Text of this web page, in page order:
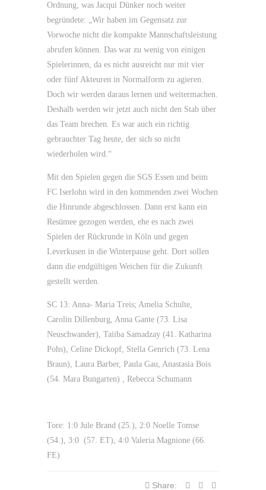
Ordnung, was Jacqui Dünker noch weiter
begründete: „Wir haben im Gegensatz zur
Vorwoche nicht die kompakte Mannschaftsleistung
abrufen können. Das war zu wenig von einigen
Spielerinnen, da es nicht ausreicht nur mit vier
oder fünf Akteuren in Normalform zu agieren.
Doch wir werden daraus lernen und weitermachen.
Deshalb werden wir jetzt auch nicht den Stab über
das Team brechen. Es war auch ein richtig
gebrauchter Tag heute, der sich so nicht
wiederholen wird.“
Mit den Spielen gegen die SGS Essen und beim
FC Iserlohn wird in den kommenden zwei Wochen
die Hinrunde abgeschlossen. Dann erst kann ein
Resümee gezogen werden, ehe es nach zwei
Spielen der Rückrunde in Köln und gegen
Leverkusen in die Winterpause geht. Dort sollen
dann die endgültigen Weichen für die Zukunft
gestellt werden.
SC 13: Anna- Maria Treis; Amelia Schulte,
Carolin Dillenburg, Anna Gante (73. Lisa
Neuschwander), Taiiba Samadzay (41. Katharina
Pohs), Celine Dickopf, Stella Genrich (73. Lena
Braun), Laura Barber, Paula Gau, Anastasia Bois
(54. Mara Bungarten) , Rebecca Schumann
Tore: 1:0 Jule Brand (25.), 2:0 Noelle Tomse
(54.), 3:0 (57. ET), 4:0 Valeria Magnione (66.
FE)
Share: